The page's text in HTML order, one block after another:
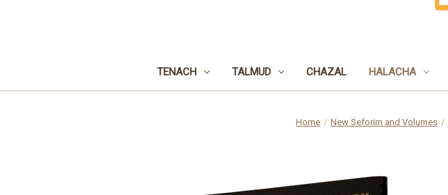
TENACH TALMUD CHAZAL HALACHA
Home New Seforim and Volumes